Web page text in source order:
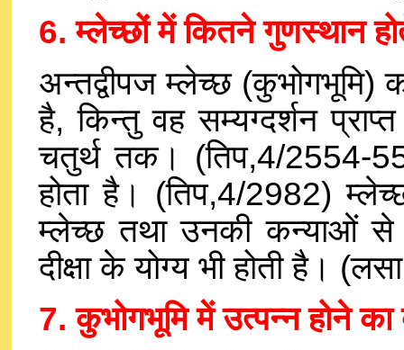
6. म्लेच्छों में कितने गुणस्थान
अन्तद्वीपज म्लेच्छ (कुभोगभूमि)
है, किन्तु वह सम्यग्दर्शन
चतुर्थ तक। (तिप,4/2554-
होता है। (तिप,4/2982)
म्लेच्छ तथा उनकी कन्याओं से
दीक्षा के योग्य भी होती है।
7. कुभोगभूमि में उत्पन्न होने